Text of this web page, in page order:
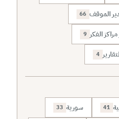
الموقف 66
الفكر 9
4
41 سورية 33